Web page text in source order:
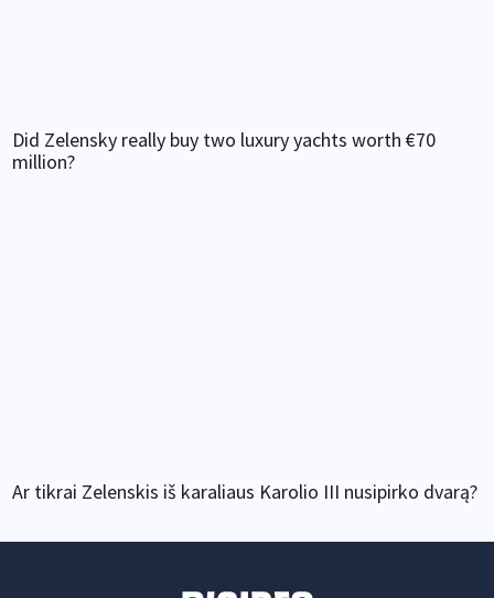
Did Zelensky really buy two luxury yachts worth €70
million?
Ar tikrai Zelenskis iš karaliaus Karolio III nusipirko dvarą?